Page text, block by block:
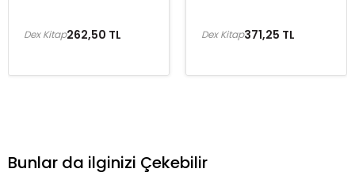
262,50 TL
Dex Kitap 371,25 TL
Dex Kitap
Bunlar da ilginizi Çekebilir